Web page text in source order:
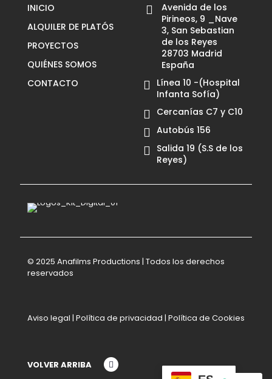
INICIO
ALQUILER DE PLATÓS
PROYECTOS
QUIÉNES SOMOS
CONTACTO
Avenida de los
Pirineos, 9 _Nave
3, San Sebastian
de los Reyes
28703 Madrid
España
Línea 10 -(Hospital
Infanta Sofía)
Cercanías C7 y C10
Autobús 156
Salida 19 (S.S de los
Reyes)
© 2025 Anafilms Productions | Todos los derechos
reservados
Aviso legal | Política de privacidad | Política de Cookies
VOLVER ARRIBA